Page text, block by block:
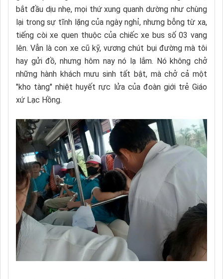
bắt đầu dịu nhẹ, mọi thứ xung quanh dường như chùng
lại trong sự tĩnh lặng của ngày nghỉ, nhưng bỗng từ xa,
tiếng còi xe quen thuộc của chiếc xe bus số 03 vang
lên. Vẫn là con xe cũ kỹ, vương chút bụi đường mà tôi
hay gửi đồ, nhưng hôm nay nó lạ lắm. Nó không chở
những hành khách mưu sinh tất bật, mà chở cả một
"kho tàng" nhiệt huyết rực lửa của đoàn giới trẻ Giáo
xứ Lạc Hồng.